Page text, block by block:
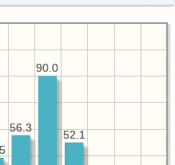
52.1
90.0
56.3
52.1
90.0
56.3